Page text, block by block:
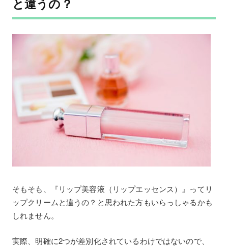
と違うの？
そもそも、『リップ美容液（リップエッセンス）』ってリ
ップクリームと違うの？と思われた方もいらっしゃるかも
しれません。
実際、明確に2つが差別化されているわけではないので、